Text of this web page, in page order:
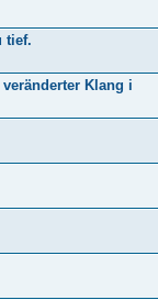
tief.
Klang i